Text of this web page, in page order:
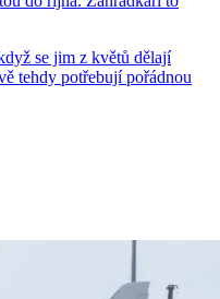
se jim z květů dělají
tehdy potřebují pořádnou